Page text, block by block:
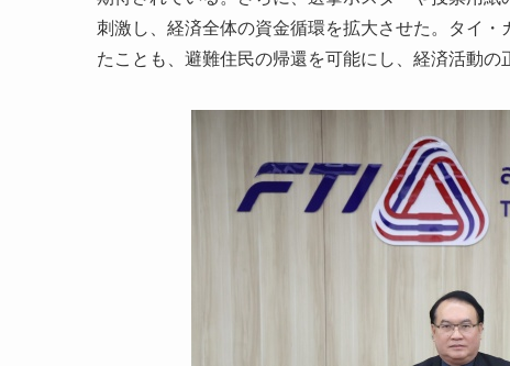
刺激し、経済全体の資金循環を拡大させた。タイ
たことも、避難住民の帰還を可能にし、経済活動の